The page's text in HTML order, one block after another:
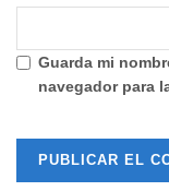
Guarda mi
navegador para